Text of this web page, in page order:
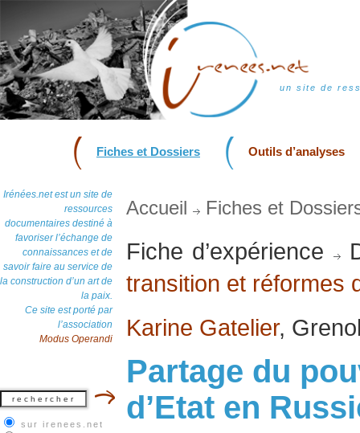
un site de
Fiches et Dossiers Outils d’analyses
Irénées.net est un site de
ressources
documentaires destiné à
favoriser l’échange de
connaissances et de
savoir faire au service de
la construction d’un art de
la paix.
Ce site est porté par
l’association
Modus Operandi
sur irenees.net
Accueil Fiches et
Fiche d’expérience
transition et réformes
Karine Gatelier,
Partage du
d’Etat en